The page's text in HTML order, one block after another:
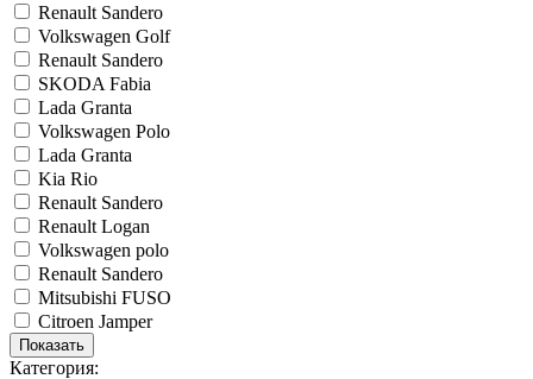
Renault Sandero
Volkswagen Golf
Renault Sandero
SKODA Fabia
Lada Granta
Volkswagen Polo
Lada Granta
Kia Rio
Renault Sandero
Renault Logan
Volkswagen polo
Renault Sandero
Mitsubishi FUSO
Citroen Jamper
Показать
Категория: